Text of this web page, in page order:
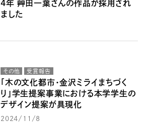
4年 艸田一葉さんの作品が採用され
ました
その他 受賞報告
「木の文化都市・金沢ミライまちづく
り」学生提案事業における本学学生の
デザイン提案が具現化
2024/11/8